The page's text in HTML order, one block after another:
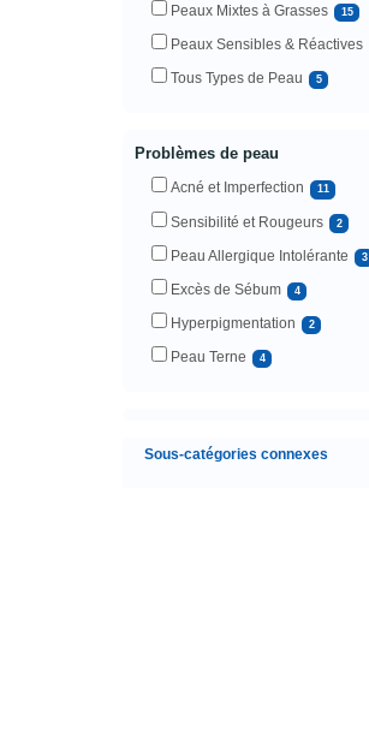
Peaux Mixtes à Grasses 15
Peaux Sensibles & Réactives
Tous Types de Peau 5
Problèmes de peau
Acné et Imperfection 11
Sensibilité et Rougeurs 2
Peau Allergique Intolérante 3
Excès de Sébum 4
Hyperpigmentation 2
Peau Terne 4
Sous-catégories connexes